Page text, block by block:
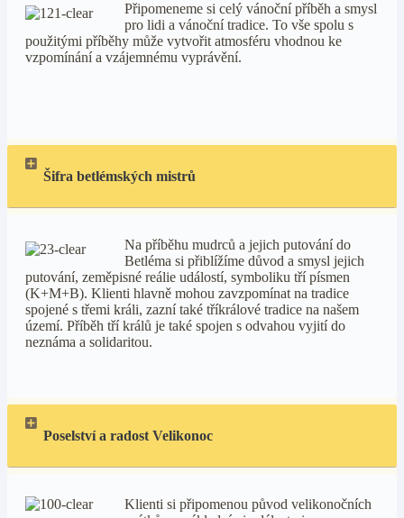
Připomeneme si celý vánoční příběh a smysl
pro lidi a vánoční tradice. To vše spolu s
použitými příběhy může vytvořit atmosféru vhodnou ke
vzpomínání a vzájemnému vyprávění.
Šifra betlémských mistrů
Na příběhu mudrců a jejich putování do
Betléma si přiblížíme důvod a smysl jejich
putování, zeměpisné reálie událostí, symboliku tří písmen
(K+M+B). Klienti hlavně mohou zavzpomínat na tradice
spojené s třemi králi, zazní také tříkrálové tradice na našem
území. Příběh tří králů je také spojen s odvahou vyjití do
neznáma a solidaritou.
Poselství a radost Velikonoc
Klienti si připomenou původ velikonočních